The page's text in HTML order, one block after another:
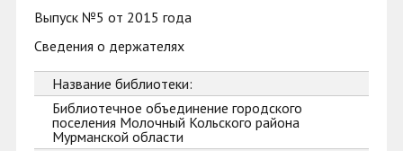
Выпуск №5 от 2015 года
Сведения о держателях
Название библиотеки:
Библиотечное объединение городского
поселения Молочный Кольского района
Мурманской области